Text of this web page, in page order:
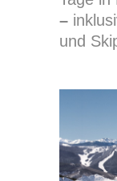
–
und